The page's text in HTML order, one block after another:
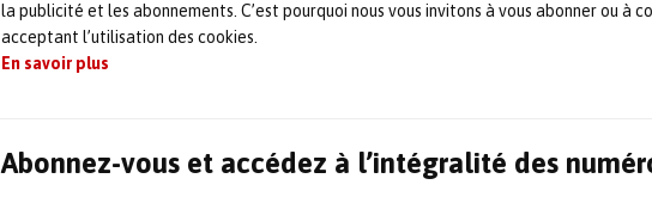
la publicité et les abonnements. C’est pourquoi nous vous invitons à vous abonner ou à
acceptant l’utilisation des cookies.
En savoir plus
Abonnez-vous et accédez à l’intégralité des